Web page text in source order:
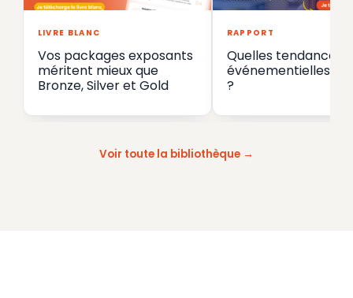
LIVRE BLANC
Vos packages exposants
méritent mieux que
Bronze, Silver et Gold
RAPPORT
Quelles tendances
événementielles en
?
Voir toute la bibliothèque